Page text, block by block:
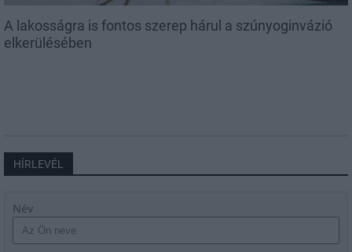
A lakosságra is fontos szerep hárul a szúnyoginvázió
elkerülésében
HÍRLEVÉL
Név